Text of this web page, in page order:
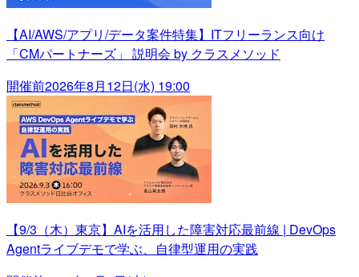
【AI/AWS/アプリ/データ案件特集】ITフリーランス向け
「CMパートナーズ」 説明会 by クラスメソッド
開催前2026年8月12日(水) 19:00
【9/3（木）東京】AIを活用した障害対応最前線 | DevOps
Agentライブデモで学ぶ、自律型運用の実践